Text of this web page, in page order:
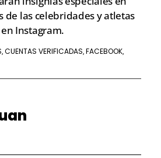
de las celebridades y atletas
Instagram.
,CUENTAS VERIFICADAS ,FACEBOOK